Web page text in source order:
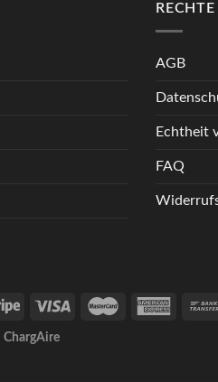
RECHTE
AGB
Echtheit
FAQ
ChargAire